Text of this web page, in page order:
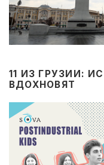
11 ИЗ ГРУЗИИ:
ВДОХНОВЯТ